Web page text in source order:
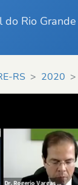
do Rio
RS 2020